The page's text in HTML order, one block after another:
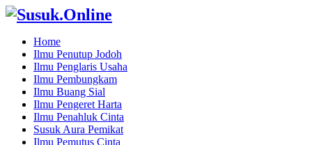
Home
Ilmu Penutup Jodoh
Ilmu Penglaris Usaha
Ilmu Pembungkam
Ilmu Buang Sial
Ilmu Pengeret Harta
Ilmu Penahluk Cinta
Susuk Aura Pemikat
Ilmu Pemutus Cinta